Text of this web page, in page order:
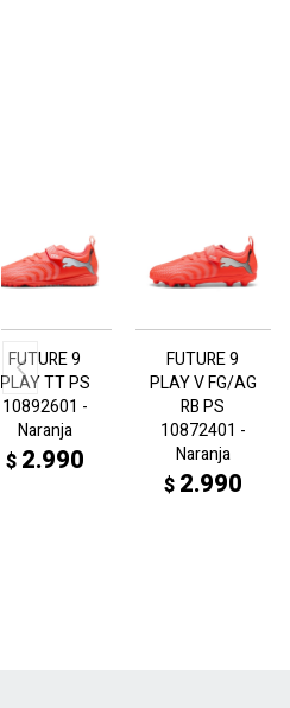
FUTURE 9
PLAY TT PS
10892601 -
Naranja
$ 2.990
FUTURE 9
PLAY V FG/AG
RB PS
10872401 -
Naranja
$ 2.990